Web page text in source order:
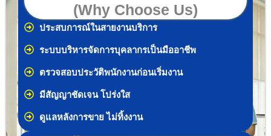
(Why Choose Us)
ประสบการณ์ในสายงานบริการ
ระบบบริหารจัดการบุคลากรเป็นมืออาชีพ
ตรวจสอบประวัติพนักงานก่อนเริ่มงาน
มีสัญญาชัดเจน โปร่งใส
ดูแลหลังการขาย ไม่ทิ้งงาน